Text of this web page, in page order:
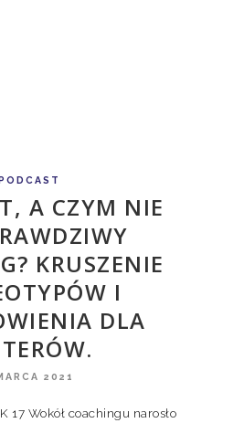
A CZYM NIE
KRUSZENIE
I
DLA
2021
17 Wokół coachingu narosło